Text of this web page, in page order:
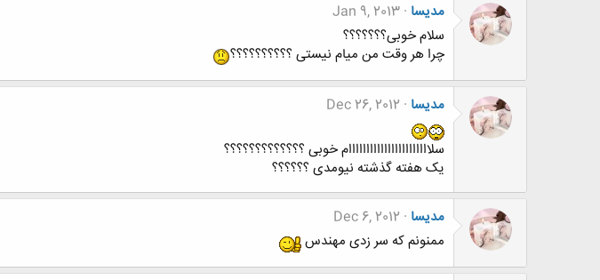
مدیسا Jan 9, 2013
سلام خوبی؟؟؟؟؟؟؟
چرا هر وقت من میام نیستی ؟؟؟؟؟؟؟؟؟؟
مدیسا Dec 26, 2012
سلااااااااااااااااااااااام خوبی ؟؟؟؟؟؟؟؟؟؟؟؟؟
یک هفته گذشته نیومدی ؟؟؟؟؟؟
مدیسا Dec 6, 2012
ممنونم که سر زدی مهندس